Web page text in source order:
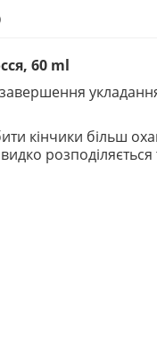
60 ml
кінчики більш